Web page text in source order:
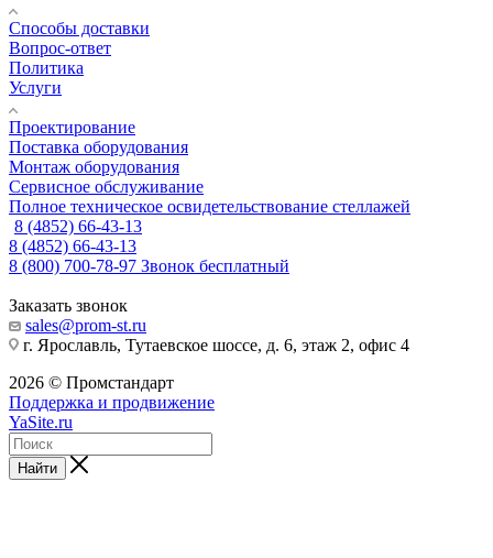
Способы доставки
Вопрос-ответ
Политика
Услуги
Проектирование
Поставка оборудования
Монтаж оборудования
Сервисное обслуживание
Полное техническое освидетельствование стеллажей
8 (4852) 66-43-13
8 (4852) 66-43-13
8 (800) 700-78-97 Звонок бесплатный
Заказать звонок
sales@prom-st.ru
г. Ярославль, Тутаевское шоссе, д. 6, этаж 2, офис 4
2026 © Промстандарт
Поддержка и продвижение
YaSite.ru
Найти